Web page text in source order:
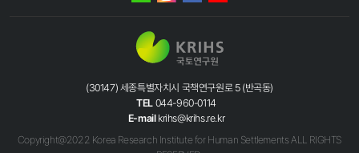
(30147) 세종특별자치시 국책연구원로 5 (반곡동)
TEL 044-960-0114
E-mail krihs@krihs.re.kr
Copyright@2022 Korea Research Institute for Human Settlements ALL RIGHTS